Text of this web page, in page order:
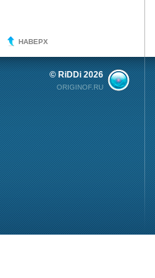
НАВЕРХ
© RiDDi 2026
ORIGINOF.RU